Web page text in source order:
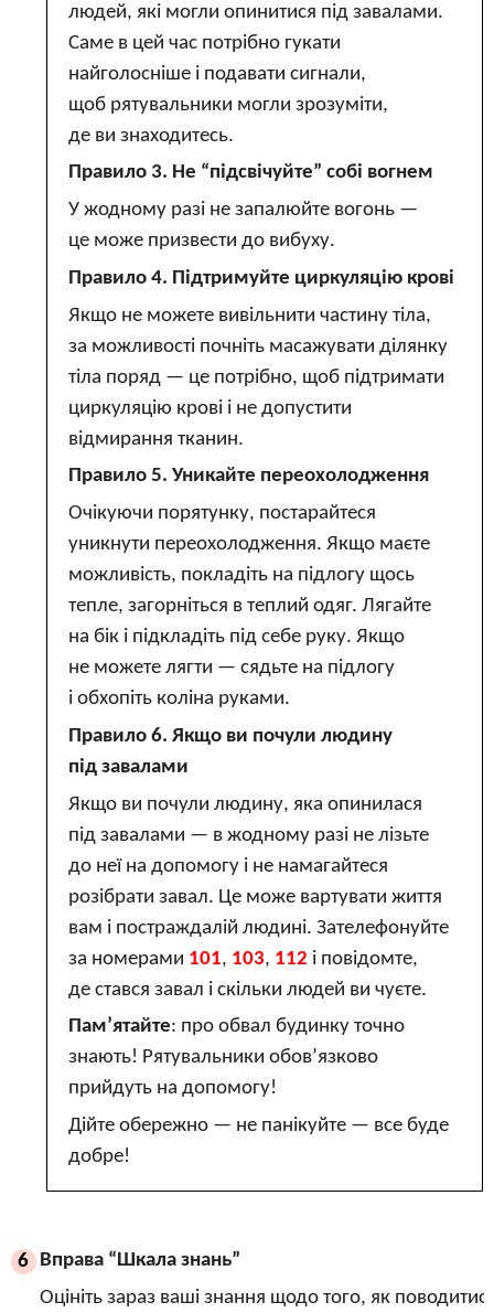
людей, які могли опинитися під завалами.
Саме в цей час потрібно гукати
найголосніше і подавати сигнали,
щоб рятувальники могли зрозуміти,
де ви знаходитесь.
Правило 3. Не “підсвічуйте” собі вогнем
У жодному разі не запалюйте вогонь —
це може призвести до вибуху.
Правило 4. Підтримуйте циркуляцію крові
Якщо не можете вивільнити частину тіла,
за можливості почніть масажувати ділянку
тіла поряд — це потрібно, щоб підтримати
циркуляцію крові і не допустити
відмирання тканин.
Правило 5. Уникайте переохолодження
Очікуючи порятунку, постарайтеся
уникнути переохолодження. Якщо маєте
можливість, покладіть на підлогу щось
тепле, загорніться в теплий одяг. Лягайте
на бік і підкладіть під себе руку. Якщо
не можете лягти — сядьте на підлогу
і обхопіть коліна руками.
Правило 6. Якщо ви почули людину
під завалами
Якщо ви почули людину, яка опинилася
під завалами — в жодному разі не лізьте
до неї на допомогу і не намагайтеся
розібрати завал. Це може вартувати життя
вам і постраждалій людині. Зателефонуйте
за номерами 101, 103, 112 і повідомте,
де стався завал і скільки людей ви чуєте.
Пам’ятайте: про обвал будинку точно
знають! Рятувальники обов’язково
прийдуть на допомогу!
Дійте обережно — не панікуйте — все буде
добре!
6 Вправа “Шкала знань”
Оцініть зараз ваші знання щодо того, як